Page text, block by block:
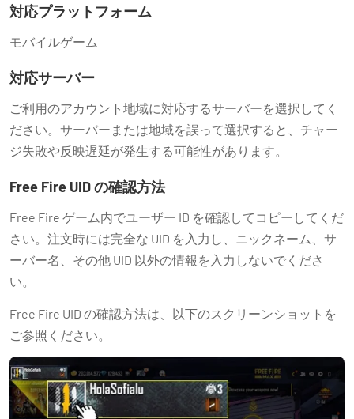
対応プラットフォーム
モバイルゲーム
対応サーバー
ご利用のアカウント地域に対応するサーバーを選択してく
ださい。サーバーまたは地域を誤って選択すると、チャー
ジ失敗や反映遅延が発生する可能性があります。
Free Fire UID の確認方法
Free Fire ゲーム内でユーザー ID を確認してコピーしてくだ
さい。注文時には完全な UID を入力し、ニックネーム、サ
ーバー名、その他 UID 以外の情報を入力しないでくださ
い。
Free Fire UID の確認方法は、以下のスクリーンショットを
ご参照ください。